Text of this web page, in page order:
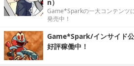
n）
Game*Sparkの一大コンテンツ
発売中！
Game*Spark/インサイド
好評稼働中！